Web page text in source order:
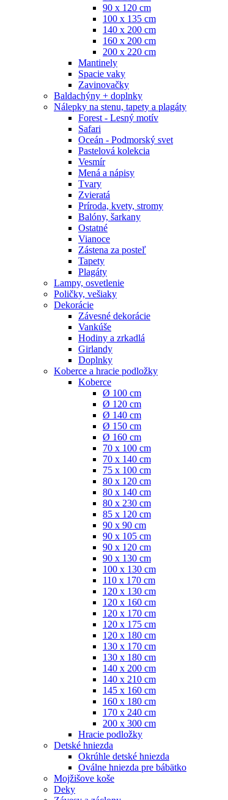
90 x 120 cm
100 x 135 cm
140 x 200 cm
160 x 200 cm
200 x 220 cm
Mantinely
Spacie vaky
Zavinovačky
Baldachýny + doplnky
Nálepky na stenu, tapety a plagáty
Forest - Lesný motív
Safari
Oceán - Podmorský svet
Pastelová kolekcia
Vesmír
Mená a nápisy
Tvary
Zvieratá
Príroda, kvety, stromy
Balóny, šarkany
Ostatné
Vianoce
Zástena za posteľ
Tapety
Plagáty
Lampy, osvetlenie
Poličky, vešiaky
Dekorácie
Závesné dekorácie
Vankúše
Hodiny a zrkadlá
Girlandy
Doplnky
Koberce a hracie podložky
Koberce
Ø 100 cm
Ø 120 cm
Ø 140 cm
Ø 150 cm
Ø 160 cm
70 x 100 cm
70 x 140 cm
75 x 100 cm
80 x 120 cm
80 x 140 cm
80 x 230 cm
85 x 120 cm
90 x 90 cm
90 x 105 cm
90 x 120 cm
90 x 130 cm
100 x 130 cm
110 x 170 cm
120 x 130 cm
120 x 160 cm
120 x 170 cm
120 x 175 cm
120 x 180 cm
130 x 170 cm
130 x 180 cm
140 x 200 cm
140 x 210 cm
145 x 160 cm
160 x 180 cm
170 x 240 cm
200 x 300 cm
Hracie podložky
Detské hniezda
Okrúhle detské hniezda
Oválne hniezda pre bábätko
Mojžišove koše
Deky